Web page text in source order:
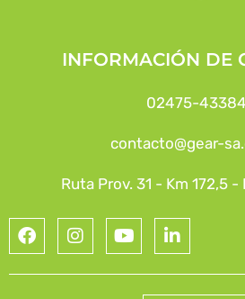
INFORMACIÓN DE
02475-
contacto@gear-
Ruta Prov. 31 - Km 172,5 -